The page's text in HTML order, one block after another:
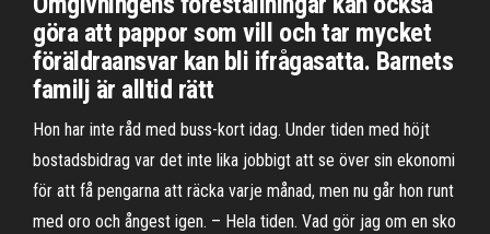
göra att pappor som vill och tar mycket
föräldraansvar kan bli ifrågasatta. Barnets
familj är alltid rätt
Hon har inte råd med buss-kort idag. Under tiden med höjt
bostadsbidrag var det inte lika jobbigt att se över sin ekonomi
för att få pengarna att räcka varje månad, men nu går hon runt
med oro och ångest igen. – Hela tiden. Vad gör jag om en sko